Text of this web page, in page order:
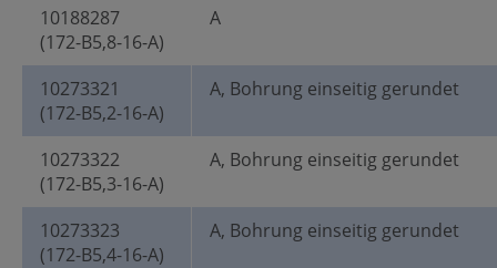
10188287
(172-B5,8-16-A)
A
10273321
(172-B5,2-16-A)
A, Bohrung einseitig gerundet
10273322
(172-B5,3-16-A)
A, Bohrung einseitig gerundet
10273323
(172-B5,4-16-A)
A, Bohrung einseitig gerundet